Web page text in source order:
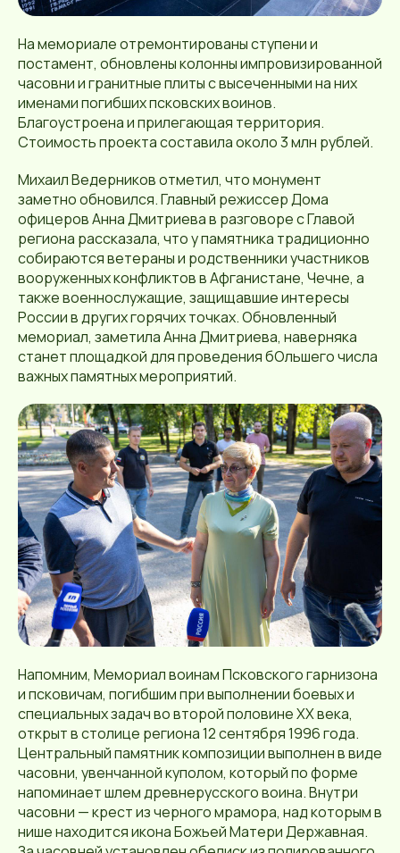
На мемориале отремонтированы ступени и
постамент, обновлены колонны импровизированной
часовни и гранитные плиты с высеченными на них
именами погибших псковских воинов.
Благоустроена и прилегающая территория.
Стоимость проекта составила около 3 млн рублей.
Михаил Ведерников отметил, что монумент
заметно обновился. Главный режиссер Дома
офицеров Анна Дмитриева в разговоре с Главой
региона рассказала, что у памятника традиционно
собираются ветераны и родственники участников
вооруженных конфликтов в Афганистане, Чечне, а
также военнослужащие, защищавшие интересы
России в других горячих точках. Обновленный
мемориал, заметила Анна Дмитриева, наверняка
станет площадкой для проведения бОльшего числа
важных памятных мероприятий.
Напомним, Мемориал воинам Псковского гарнизона
и псковичам, погибшим при выполнении боевых и
специальных задач во второй половине ХХ века,
открыт в столице региона 12 сентября 1996 года.
Центральный памятник композиции выполнен в виде
часовни, увенчанной куполом, который по форме
напоминает шлем древнерусского воина. Внутри
часовни — крест из черного мрамора, над которым в
нише находится икона Божьей Матери Державная.